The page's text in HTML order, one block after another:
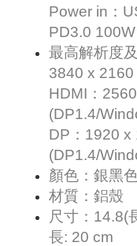
Power in：
PD3.0
最高解析度
3840 x 2160
HDMI：
(DP1.4/
DP：1920 x
(DP1.4/
顏色：銀黑
材質：鋁殼
尺寸：14.8(
長: 20 cm